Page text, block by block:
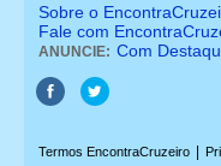
Sobre o
Fale com
ANUNCIE: Com
Termos EncontraCruzeiro